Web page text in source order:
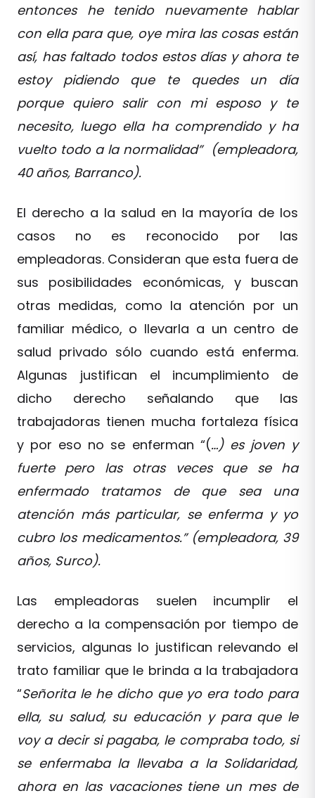
entonces he tenido nuevamente hablar
con ella para que, oye mira las cosas están
así, has faltado todos estos días y ahora te
estoy pidiendo que te quedes un día
porque quiero salir con mi esposo y te
necesito, luego ella ha comprendido y ha
vuelto todo a la normalidad” (empleadora,
40 años, Barranco).
El derecho a la salud en la mayoría de los
casos no es reconocido por las
empleadoras. Consideran que esta fuera de
sus posibilidades económicas, y buscan
otras medidas, como la atención por un
familiar médico, o llevarla a un centro de
salud privado sólo cuando está enferma.
Algunas justifican el incumplimiento de
dicho derecho señalando que las
trabajadoras tienen mucha fortaleza física
y por eso no se enferman “(…) es joven y
fuerte pero las otras veces que se ha
enfermado tratamos de que sea una
atención más particular, se enferma y yo
cubro los medicamentos.” (empleadora, 39
años, Surco).
Las empleadoras suelen incumplir el
derecho a la compensación por tiempo de
servicios, algunas lo justifican relevando el
trato familiar que le brinda a la trabajadora
“Señorita le he dicho que yo era todo para
ella, su salud, su educación y para que le
voy a decir si pagaba, le compraba todo, si
se enfermaba la llevaba a la Solidaridad,
ahora en las vacaciones tiene un mes de